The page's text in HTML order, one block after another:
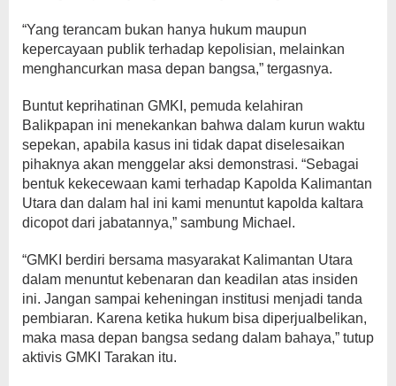
“Yang terancam bukan hanya hukum maupun
kepercayaan publik terhadap kepolisian, melainkan
menghancurkan masa depan bangsa,” tergasnya.
Buntut keprihatinan GMKI, pemuda kelahiran
Balikpapan ini menekankan bahwa dalam kurun waktu
sepekan, apabila kasus ini tidak dapat diselesaikan
pihaknya akan menggelar aksi demonstrasi. “Sebagai
bentuk kekecewaan kami terhadap Kapolda Kalimantan
Utara dan dalam hal ini kami menuntut kapolda kaltara
dicopot dari jabatannya,” sambung Michael.
“GMKI berdiri bersama masyarakat Kalimantan Utara
dalam menuntut kebenaran dan keadilan atas insiden
ini. Jangan sampai keheningan institusi menjadi tanda
pembiaran. Karena ketika hukum bisa diperjualbelikan,
maka masa depan bangsa sedang dalam bahaya,” tutup
aktivis GMKI Tarakan itu.